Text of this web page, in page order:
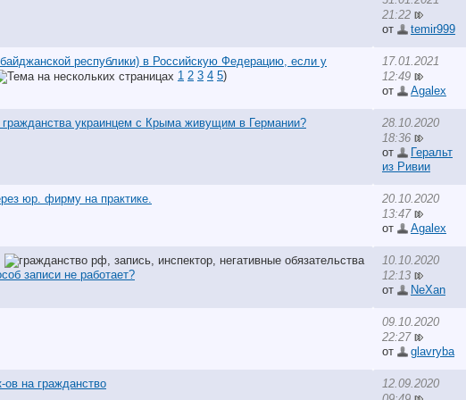
21:22
от
temir999
республики) в Российскую Федерацию, если у
1 2 3 4 5)
17.01.2021
12:49
от
Agalex
гражданства украинцем с Крыма живущим в Германии?
28.10.2020
18:36
от
Геральт
из Ривии
юр. фирму на практике.
20.10.2020
13:47
от
Agalex
записи не работает?
10.10.2020
12:13
от
NeXan
09.10.2020
22:27
от
glavryba
ов на гражданство
12.09.2020